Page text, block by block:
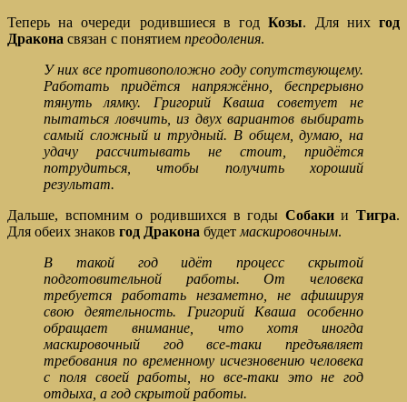
Теперь на очереди родившиеся в годКозы. Для нихгод
Дракона связан с понятием преодоления.
У них все противоположно году сопутствующему.
Работать придётся напряжённо, беспрерывно
тянуть лямку. Григорий Кваша советует не
пытаться ловчить, из двух вариантов выбирать
самый сложный и трудный. В общем, думаю, на
удачу рассчитывать не стоит, придётся
потрудиться, чтобы получить хороший
результат.
Дальше, вспомним о родившихся в годы Собакии Тигра.
Для обеих знаков год Дракона будет маскировочным.
В такой год идёт процесс скрытой
подготовительной работы. От человека
требуется работать незаметно, не афишируя
свою деятельность. Григорий Кваша особенно
обращает внимание, что хотя иногда
маскировочный год все-таки предъявляет
требования по временному исчезновению человека
с поля своей работы, но все-таки это не год
отдыха, а год скрытой работы.